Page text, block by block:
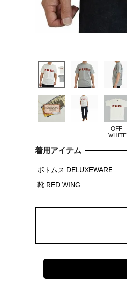
OFF-
WHITE
着用アイテム
ボトムス DELUXEWARE
靴 RED WING